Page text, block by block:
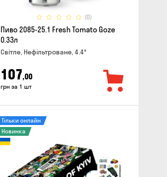
(0)
Пиво 2085-25.1 Fresh Tomato Goze
0.33л
Світле, Нефільтроване, 4.4°
107,00
грн за 1 шт
Тільки онлайн
Новинка